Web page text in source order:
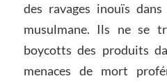
des ravages inouïs
musulmane. Ils ne se
boycotts des produits
menaces de mort